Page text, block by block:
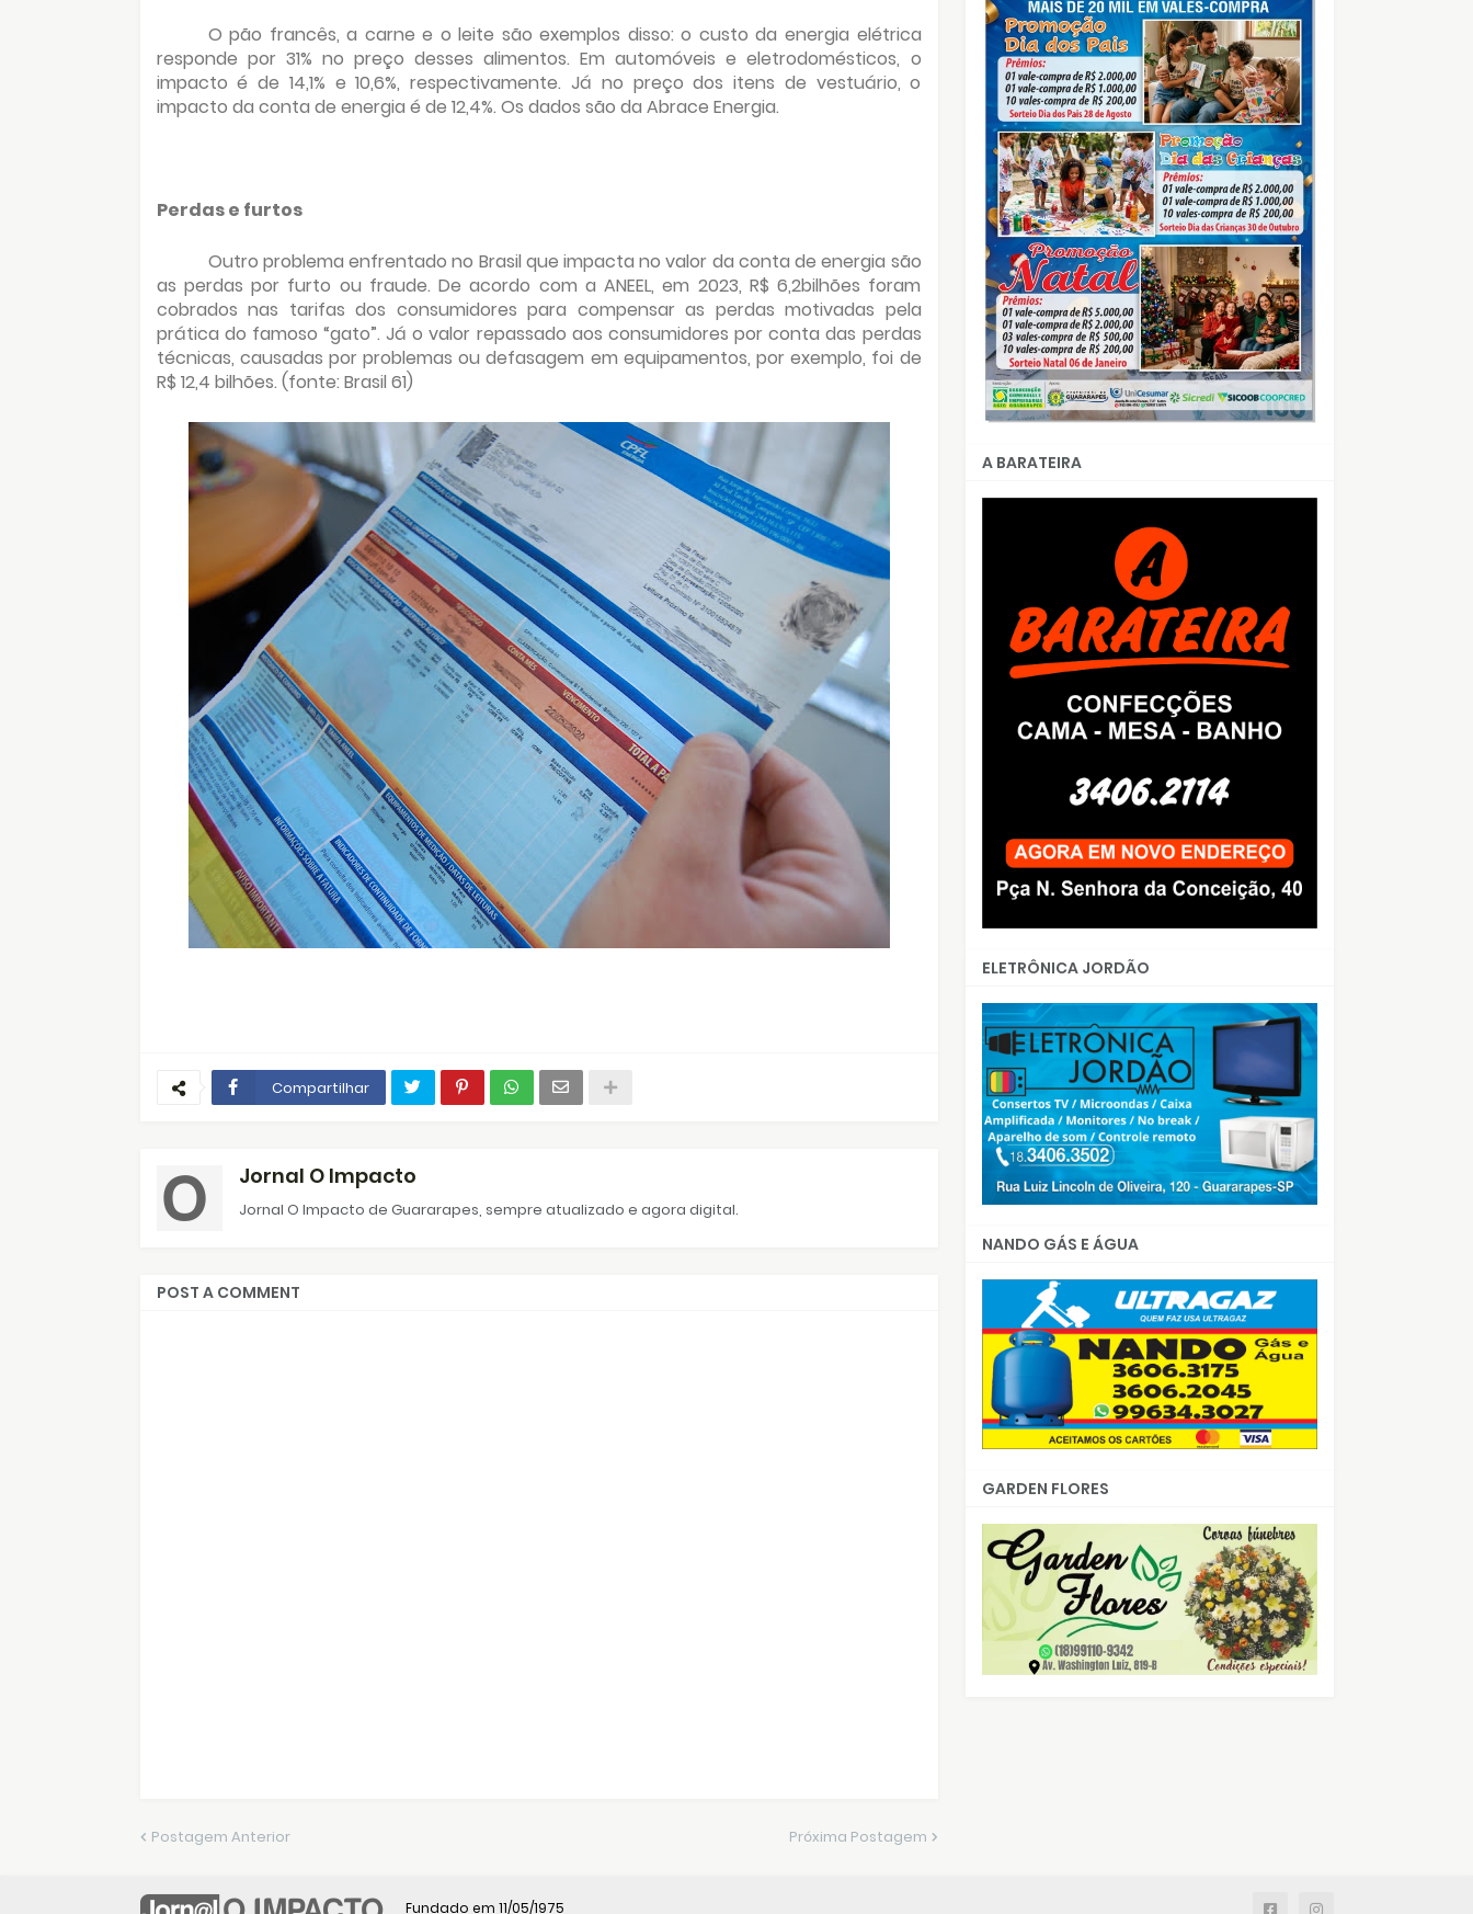
O pão francês, a carne e o leite são exemplos disso: o custo da energia elétrica
responde por 31% no preço desses alimentos. Em automóveis e eletrodomésticos, o
impacto é de 14,1% e 10,6%, respectivamente. Já no preço dos itens de vestuário, o
impacto da conta de energia é de 12,4%. Os dados são da Abrace Energia.
Perdas e furtos
Outro problema enfrentado no Brasil que impacta no valor da conta de energia são
as perdas por furto ou fraude. De acordo com a ANEEL, em 2023, R$ 6,2bilhões foram
cobrados nas tarifas dos consumidores para compensar as perdas motivadas pela
prática do famoso “gato”. Já o valor repassado aos consumidores por conta das perdas
técnicas, causadas por problemas ou defasagem em equipamentos, por exemplo, foi de
R$ 12,4 bilhões. (fonte: Brasil 61)
Compartilhar
Jornal O Impacto
Jornal O Impacto de Guararapes, sempre atualizado e agora digital.
POST A COMMENT
Postagem Anterior Próxima Postagem
A BARATEIRA
ELETRÔNICA JORDÃO
NANDO GÁS E ÁGUA
GARDEN FLORES
Fundado em 11/05/1975